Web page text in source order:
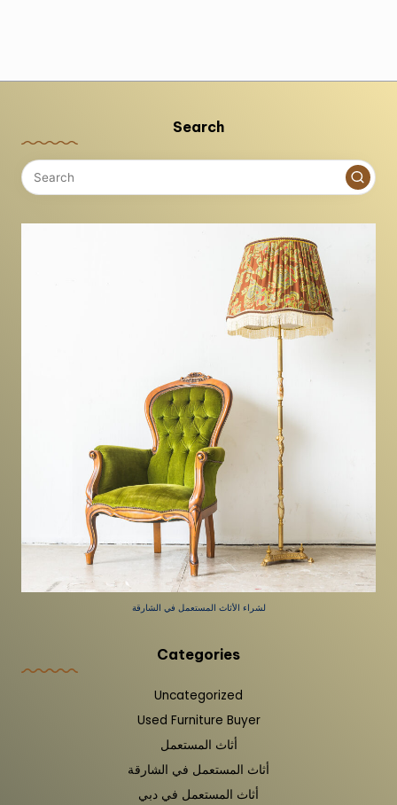
Search
لشراء الأثاث المستعمل في الشارقة
Categories
Uncategorized
Used Furniture Buyer
أثاث المستعمل
أثاث المستعمل في الشارقة
أثاث المستعمل في دبي